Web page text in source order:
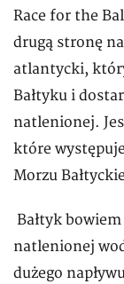
Race for the
drugą stronę
atlantycki,
Bałtyku i
natlenionej.
które
Morzu
Bałtyk
natlenionej
dużego